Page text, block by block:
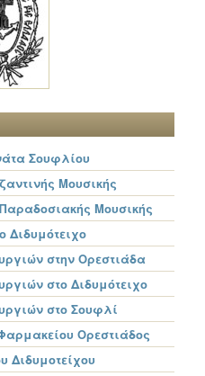
Σουφλίου
Μουσικής
Μουσικής
Διδυμότειχο
στην Ορεστιάδα
στο Διδυμότειχο
στο Σουφλί
Ορεστιάδος
Διδυμοτείχου